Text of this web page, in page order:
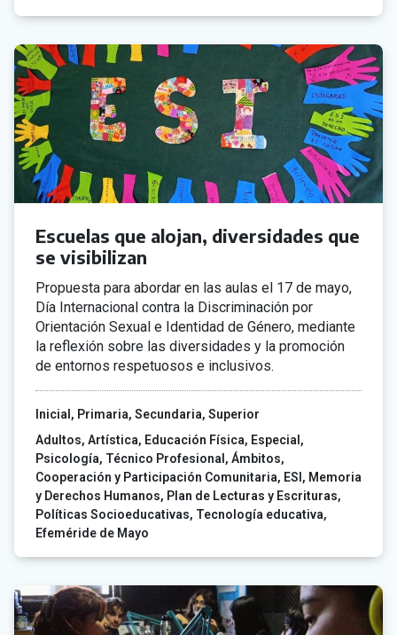
Escuelas que alojan, diversidades que
se visibilizan
Propuesta para abordar en las aulas el 17 de mayo,
Día Internacional contra la Discriminación por
Orientación Sexual e Identidad de Género, mediante
la reflexión sobre las diversidades y la promoción
de entornos respetuosos e inclusivos.
Inicial Primaria Secundaria Superior
Adultos Artística Educación Física
Especial
Psicología Técnico Profesional
Ámbitos
Cooperación y Participación Comunitaria
ESI
Memoria
y Derechos Humanos
Plan de Lecturas y Escrituras
Políticas Socioeducativas Tecnología educativa
Efeméride de Mayo